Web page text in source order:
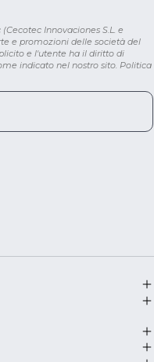
Innovaciones S.L. e
e promozioni delle società del
e l'utente ha il diritto di
indicato nel nostro sito. Politica